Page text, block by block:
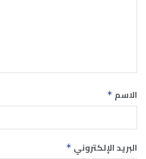
الاسم *
البريد الإلكتروني *